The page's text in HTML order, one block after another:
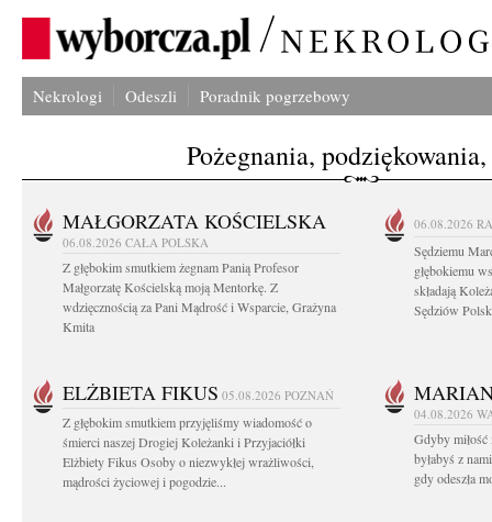
Nekrologi Odeszli Poradnik pogrzebowy
Pożegnania,
MAŁGORZATA KOŚCIELSKA
06.08.2026 CAŁA POLSKA
Z głębokim smutkiem żegnam Panią Profesor
Małgorzatę Kościelską moją Mentorkę. Z
wdzięcznością za Pani Mądrość i Wsparcie, Grażyna
Kmita
06.08.2026
Sędziemu
głębokiemu
składają
Sędziów
ELŻBIETA FIKUS 05.08.2026 POZNAŃ
Z głębokim smutkiem przyjęliśmy wiadomość o
śmierci naszej Drogiej Koleżanki i Przyjaciółki
Elżbiety Fikus Osoby o niezwykłej wrażliwości,
mądrości życiowej i pogodzie...
04.08.2026
Gdyby miłość
byłabyś z
gdy odeszła